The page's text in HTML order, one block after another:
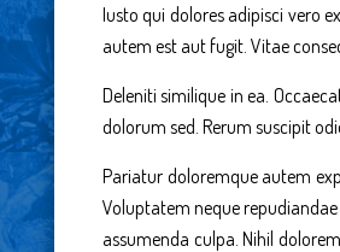
Iusto qui dolores adipisci vero
autem est aut fugit. Vitae
Deleniti similique in ea.
dolorum sed. Rerum suscipit
Pariatur doloremque autem
Voluptatem neque
assumenda culpa. Nihil